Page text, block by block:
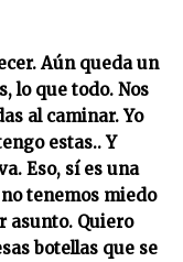
Aún queda un
lo que todo. Nos
al caminar. Yo
estas.. Y
Eso, sí es una
tenemos miedo
asunto. Quiero
botellas que se